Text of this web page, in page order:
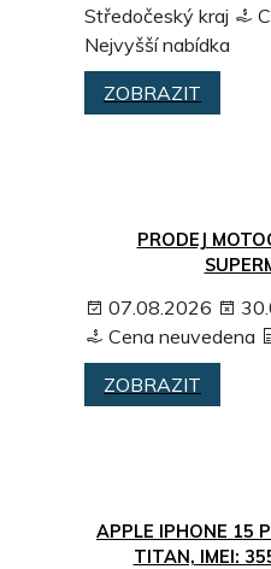
Středočeský kraj
Nejvyšší nabídka
ZOBRAZIT
PRODEJ
07.08.2026
Cena neuvedena
ZOBRAZIT
APPLE IPHONE 15
TITAN, IMEI: